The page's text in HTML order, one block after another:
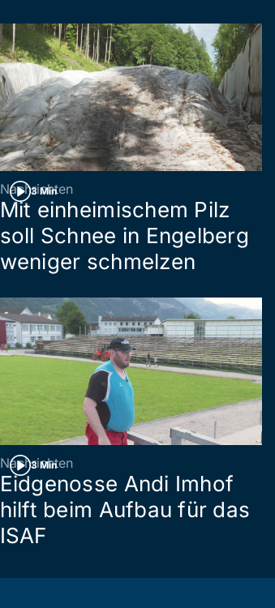
3 Min
Nachrichten
Mit einheimischem Pilz
soll Schnee in Engelberg
weniger schmelzen
3 Min
Nachrichten
Eidgenosse Andi Imhof
hilft beim Aufbau für das
ISAF